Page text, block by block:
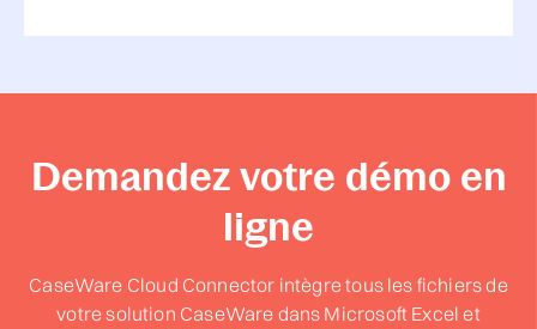
Demandez votre démo en
ligne
CaseWare Cloud Connector intègre tous les fichiers de
votre solution CaseWare dans Microsoft Excel et